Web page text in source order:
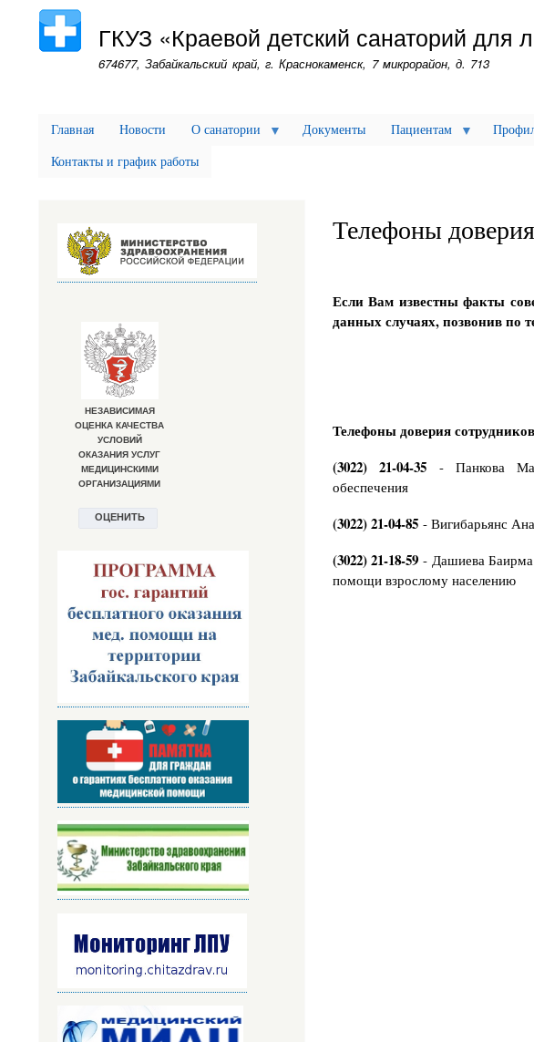
ГКУЗ «Краевой детский санаторий для
674677, Забайкальский край, г. Краснокаменск, 7 микрорайон, д. 713
Главная Новости О санатории Документы Пациентам
Контакты и график работы
Телефоны
Если Вам известны факты
данных случаях, позвонив по
Телефоны доверия
(3022) 21-04-35 - Панкова
обеспечения
(3022) 21-04-85- Вигибарьянс
(3022) 21-18-59- Дашиева Баирма
помощи взрослому населению